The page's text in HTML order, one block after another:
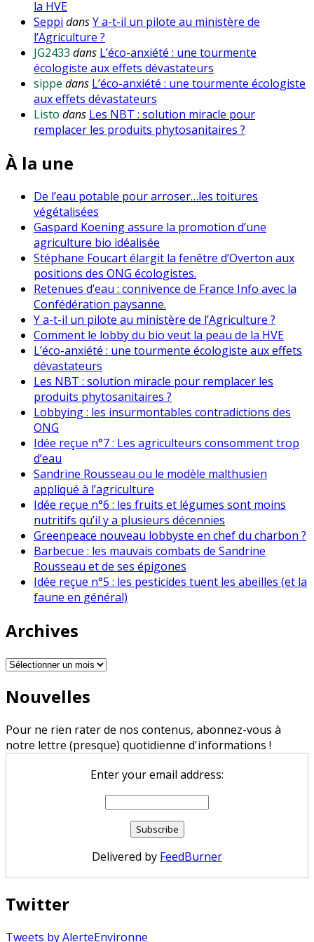
la HVE
Seppi dansY a-t-il un pilote au ministère de
l’Agriculture ?
JG2433 dans L’éco-anxiété : une tourmente
écologiste aux effets dévastateurs
sippe dans L’éco-anxiété : une tourmente écologiste
aux effets dévastateurs
Listo dans Les NBT : solution miracle pour
remplacer les produits phytosanitaires ?
À la une
De l’eau potable pour arroser…les toitures
végétalisées
Gaspard Koening assure la promotion d’une
agriculture bio idéalisée
Stéphane Foucart élargit la fenêtre d’Overton aux
positions des ONG écologistes.
Retenues d’eau : connivence de France Info avec la
Confédération paysanne.
Y a-t-il un pilote au ministère de l’Agriculture ?
Comment le lobby du bio veut la peau de la HVE
L’éco-anxiété : une tourmente écologiste aux effets
dévastateurs
Les NBT : solution miracle pour remplacer les
produits phytosanitaires ?
Lobbying : les insurmontables contradictions des
ONG
Idée reçue n°7 : Les agriculteurs consomment trop
d’eau
Sandrine Rousseau ou le modèle malthusien
appliqué à l’agriculture
Idée reçue n°6 : les fruits et légumes sont moins
nutritifs qu’il y a plusieurs décennies
Greenpeace nouveau lobbyste en chef du charbon ?
Barbecue : les mauvais combats de Sandrine
Rousseau et de ses épigones
Idée reçue n°5 : les pesticides tuent les abeilles (et la
faune en général)
Archives
Archives
Nouvelles
Pour ne rien rater de nos contenus, abonnez-vous à
notre lettre (presque) quotidienne d'informations !
Enter your email address:
Delivered by FeedBurner
Twitter
Tweets by AlerteEnvironne